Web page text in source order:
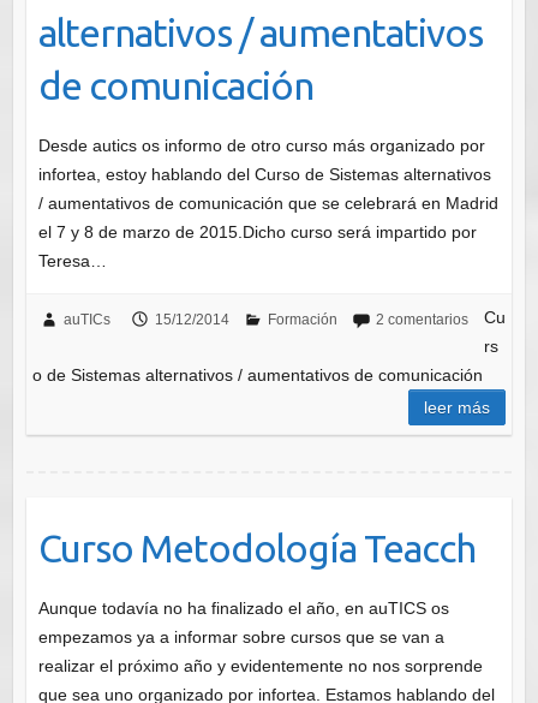
alternativos / aumentativos
de comunicación
Desde autics os informo de otro curso más organizado por
infortea, estoy hablando del Curso de Sistemas alternativos
/ aumentativos de comunicación que se celebrará en Madrid
el 7 y 8 de marzo de 2015.Dicho curso será impartido por
Teresa…
auTICs 15/12/2014 Formación 2 comentarios
Cu
rs
o de Sistemas alternativos / aumentativos de comunicación
leer más
Curso Metodología Teacch
Aunque todavía no ha finalizado el año, en auTICS os
empezamos ya a informar sobre cursos que se van a
realizar el próximo año y evidentemente no nos sorprende
que sea uno organizado por infortea. Estamos hablando del